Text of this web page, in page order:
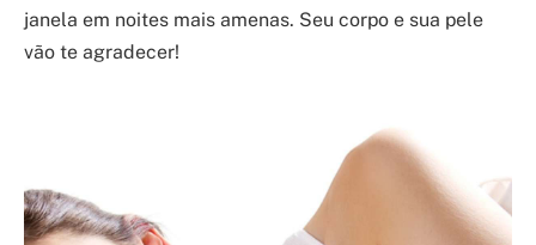
janela em noites mais amenas. Seu corpo e sua pele
vão te agradecer!